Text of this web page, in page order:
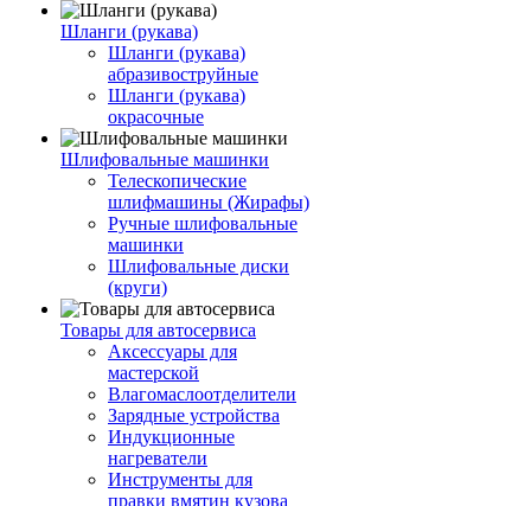
Шланги (рукава)
Шланги (рукава)
абразивоструйные
Шланги (рукава)
окрасочные
Шлифовальные машинки
Телескопические
шлифмашины (Жирафы)
Ручные шлифовальные
машинки
Шлифовальные диски
(круги)
Товары для автосервиса
Аксессуары для
мастерской
Влагомаслоотделители
Зарядные устройства
Индукционные
нагреватели
Инструменты для
правки вмятин кузова